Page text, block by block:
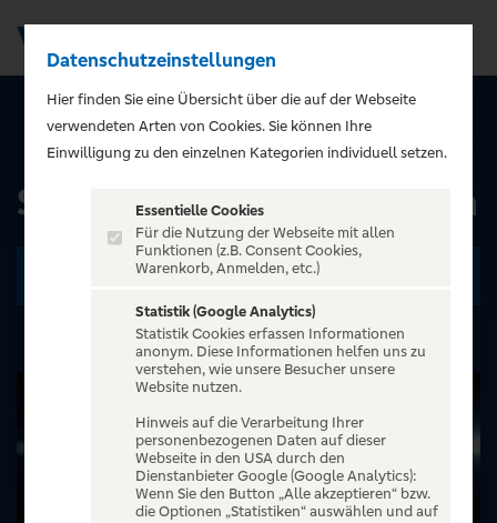
ALLE EVENTS
SIXX PAXX Theater Berlin
Zu den Terminen
Datenschutzeinstellungen
Hier finden Sie eine Übersicht über die auf der Webseite
verwendeten Arten von Cookies. Sie können Ihre
Einwilligung zu den einzelnen Kategorien individuell setzen.
Essentielle Cookies
Für die Nutzung der Webseite mit allen
Funktionen (z.B. Consent Cookies,
Warenkorb, Anmelden, etc.)
Statistik (Google Analytics)
Statistik Cookies erfassen Informationen
anonym. Diese Informationen helfen uns zu
verstehen, wie unsere Besucher unsere
Website nutzen.
Hinweis auf die Verarbeitung Ihrer
personenbezogenen Daten auf dieser
Webseite in den USA durch den
Dienstanbieter Google (Google Analytics):
Wenn Sie den Button „Alle akzeptieren“ bzw.
die Optionen „Statistiken“ auswählen und auf